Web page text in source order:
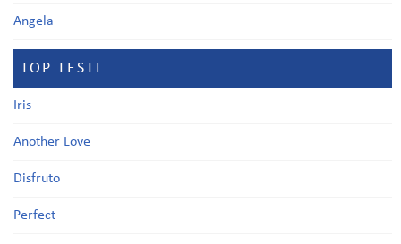
Angela
TOP TESTI
Iris
Another Love
Disfruto
Perfect